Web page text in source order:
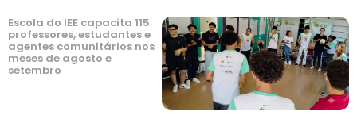
Escola do IEE capacita 115
professores, estudantes e
agentes comunitários nos
meses de agosto e
setembro